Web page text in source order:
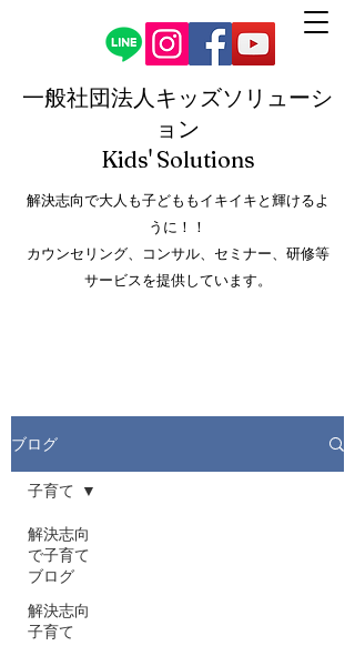
一般社団法人キッズソリューシ
ョン
Kids' Solutions
解決志向で大人も子どももイキイキと輝けるよ
うに！！
カウンセリング、コンサル、セミナー、研修等
サービスを提供しています。
ブログ
解決志向
で子育て
ブログ
解決志向
子育て
子育て